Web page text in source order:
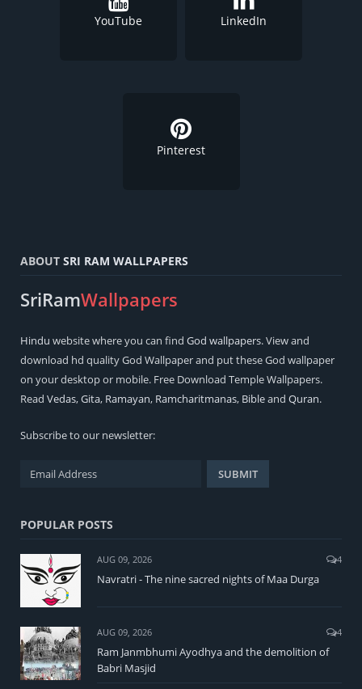
YouTube LinkedIn
Pinterest
ABOUT SRI RAM WALLPAPERS
SriRamWallpapers
Hindu website where you can find God wallpapers. View and
download hd quality God Wallpaper and put these God wallpaper
on your desktop or mobile. Free Download Temple Wallpapers.
Read Vedas,Gita, Ramayan, Ramcharitmanas, Bibleand Quran.
Subscribe to our newsletter:
POPULAR POSTS
AUG 09, 2026 4
Navratri - The nine sacred nights of Maa Durga
AUG 09, 2026 4
Ram Janmbhumi Ayodhya and the demolition of
Babri Masjid